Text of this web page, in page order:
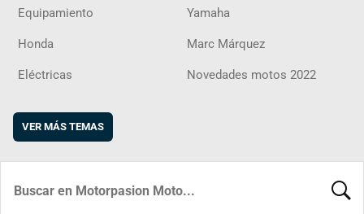
Equipamiento Yamaha
Honda Marc Márquez
Eléctricas Novedades motos 2022
VER MÁS TEMAS